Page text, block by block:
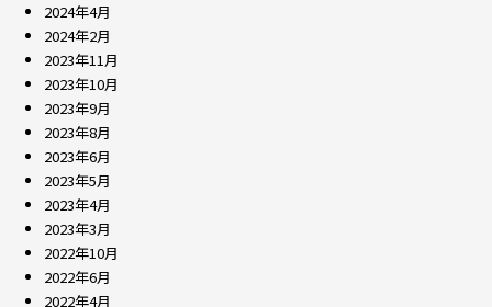
2024年4月
2024年2月
2023年11月
2023年10月
2023年9月
2023年8月
2023年6月
2023年5月
2023年4月
2023年3月
2022年10月
2022年6月
2022年4月